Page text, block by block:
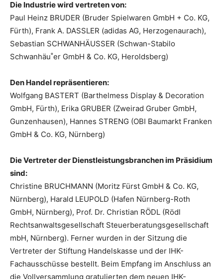
Die Industrie wird vertreten von:
Paul Heinz BRUDER (Bruder Spielwaren GmbH + Co. KG,
Fürth), Frank A. DASSLER (adidas AG, Herzogenaurach),
Sebastian SCHWANHÄUSSER (Schwan-Stabilo
Schwanhäu˚er GmbH & Co. KG, Heroldsberg)
Den Handel repräsentieren:
Wolfgang BASTERT (Barthelmess Display & Decoration
GmbH, Fürth), Erika GRUBER (Zweirad Gruber GmbH,
Gunzenhausen), Hannes STRENG (OBI Baumarkt Franken
GmbH & Co. KG, Nürnberg)
Die Vertreter der Dienstleistungsbranchen im Präsidium
sind:
Christine BRUCHMANN (Moritz Fürst GmbH & Co. KG,
Nürnberg), Harald LEUPOLD (Hafen Nürnberg-Roth
GmbH, Nürnberg), Prof. Dr. Christian RÖDL (Rödl
Rechtsanwaltsgesellschaft Steuerberatungsgesellschaft
mbH, Nürnberg). Ferner wurden in der Sitzung die
Vertreter der Stiftung Handelskasse und der IHK-
Fachausschüsse bestellt. Beim Empfang im Anschluss an
die Vollversammlung gratulierten dem neuen IHK-